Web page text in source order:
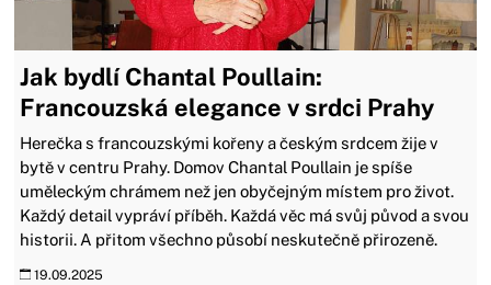
Jak bydlí Chantal Poullain:
Francouzská elegance v srdci Prahy
Herečka s francouzskými kořeny a českým srdcem žije v
bytě v centru Prahy. Domov Chantal Poullain je spíše
uměleckým chrámem než jen obyčejným místem pro život.
Každý detail vypráví příběh. Každá věc má svůj původ a svou
historii. A přitom všechno působí neskutečně přirozeně.
19.09.2025